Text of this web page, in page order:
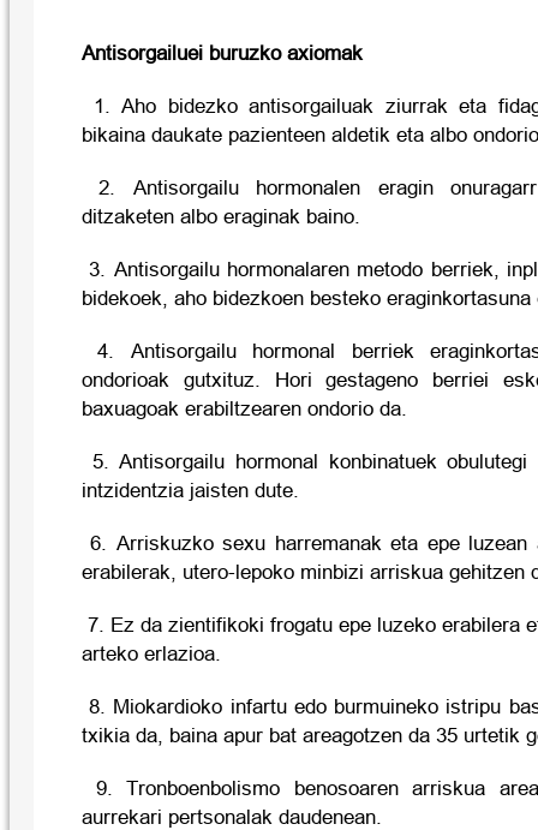
Antisorgailuei buruzko axiomak
1. Aho bidezko antisorgailuak ziurrak eta
bikaina daukate pazienteen aldetik eta albo
2. Antisorgailu hormonalen eragin
ditzaketen albo eraginak baino.
3. Antisorgailu hormonalaren metodo berriek,
bidekoek, aho bidezkoen besteko
4. Antisorgailu hormonal berriek
ondorioak gutxituz. Hori gestageno berriei
baxuagoak erabiltzearen ondorio da.
5. Antisorgailu hormonal konbinatuek
intzidentzia jaisten dute.
6. Arriskuzko sexu harremanak eta epe luzean
erabilerak, utero-lepoko minbizi arriskua gehitzen
7. Ez da zientifikoki frogatu epe luzeko erabilera
arteko erlazioa.
8. Miokardioko infartu edo burmuineko istripu
txikia da, baina apur bat areagotzen da 35 urtetik
9. Tronboenbolismo benosoaren arriskua
aurrekari pertsonalak daudenean.